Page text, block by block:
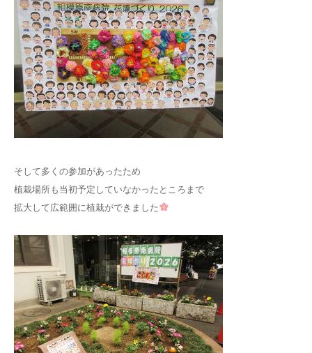
そして多くの参加があったため
植栽場所も当初予定していなかったところまで
拡大して広範囲に植栽ができました